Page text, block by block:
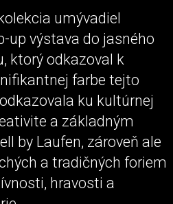
umývadiel
up výstava do jasného
ktorý odkazoval k
farbe tejto
ku kultúrnej
a základným
by Laufen, zároveň ale
a tradičných foriem
hravosti a